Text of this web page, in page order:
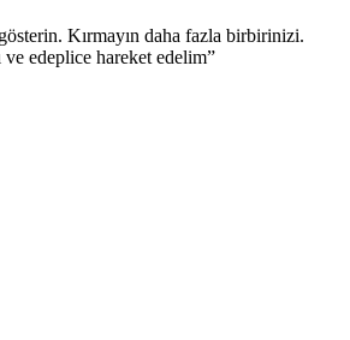
Kırmayın daha fazla birbirinizi.
edeplice hareket edelim”